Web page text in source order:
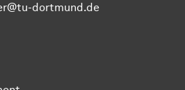
dortmund.de